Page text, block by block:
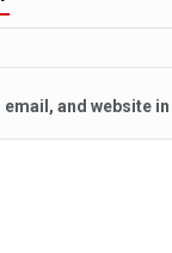
email, and website